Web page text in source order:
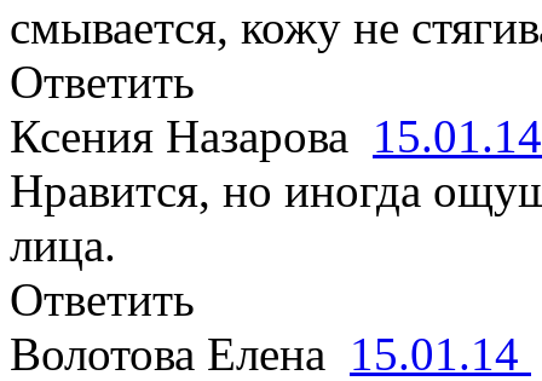
смывается, кожу не
Ответить
Ксения Назарова
Нравится, но иногда
лица.
Ответить
Волотова Елена 15.01.14